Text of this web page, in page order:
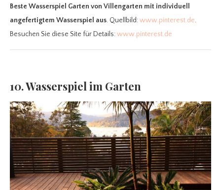
Beste Wasserspiel Garten von Villengarten mit individuell
angefertigtem Wasserspiel aus. Quellbild:www.pinterest.de.
Besuchen Sie diese Site für Details:www.pinterest.de
10. Wasserspiel im Garten